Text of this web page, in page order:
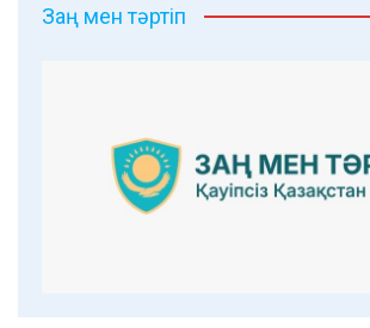
Заң мен тәртіп